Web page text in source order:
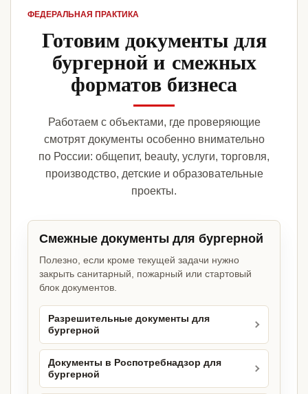
ФЕДЕРАЛЬНАЯ ПРАКТИКА
Готовим документы для
бургерной и смежных
форматов бизнеса
Работаем с объектами, где проверяющие
смотрят документы особенно внимательно
по России: общепит, beauty, услуги, торговля,
производство, детские и образовательные
проекты.
Смежные документы для бургерной
Полезно, если кроме текущей задачи нужно
закрыть санитарный, пожарный или стартовый
блок документов.
Разрешительные документы для
бургерной
Документы в Роспотребнадзор для
бургерной